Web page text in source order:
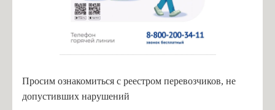
Просим ознакомиться с реестром перевозчиков, не
допустивших нарушений